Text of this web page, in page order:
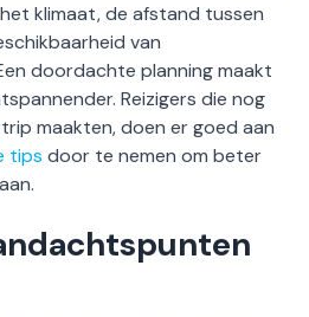
klimaat, de afstand tussen
van
doordachte planning maakt
Reizigers die nog
maakten, doen er goed aan
tips door te nemen om beter